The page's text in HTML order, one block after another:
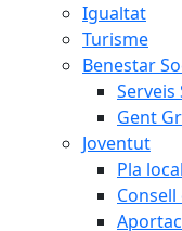
Igualtat
Turisme
Benestar
Serveis
Gent
Joventut
Pla